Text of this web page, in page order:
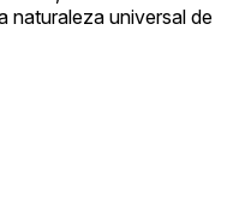
naturaleza universal de